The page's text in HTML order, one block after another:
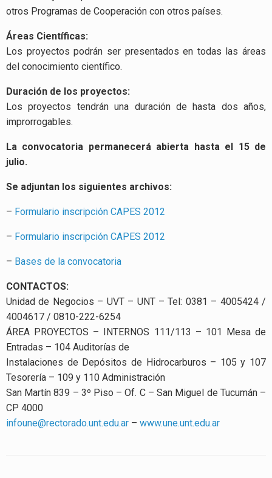
otros Programas de Cooperación con otros países.
Áreas Científicas:
Los proyectos podrán ser presentados en todas las áreas
del conocimiento científico.
Duración de los proyectos:
Los proyectos tendrán una duración de hasta dos años,
improrrogables.
La convocatoria permanecerá abierta hasta el 15 de
julio.
Se adjuntan los siguientes archivos:
– Formulario inscripción CAPES 2012
– Formulario inscripción CAPES 2012
– Bases de la convocatoria
CONTACTOS:
Unidad de Negocios – UVT – UNT – Tel: 0381 – 4005424 /
4004617 / 0810-222-6254
ÁREA PROYECTOS – INTERNOS 111/113 – 101 Mesa de
Entradas – 104 Auditorías de
Instalaciones de Depósitos de Hidrocarburos – 105 y 107
Tesorería – 109 y 110 Administración
San Martín 839 – 3º Piso – Of. C – San Miguel de Tucumán –
CP 4000
infoune@rectorado.unt.edu.ar – www.une.unt.edu.ar